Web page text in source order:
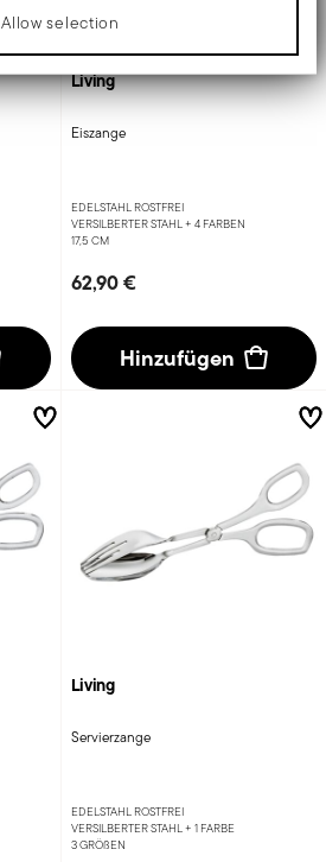
Allow selection
Living
Eiszange
EDELSTAHL ROSTFREI
VERSILBERTER STAHL + 4 FARBEN
17,5 CM
62,90 €
Hinzufügen
Living
Servierzange
EDELSTAHL ROSTFREI
VERSILBERTER STAHL + 1 FARBE
3 GRÖßEN